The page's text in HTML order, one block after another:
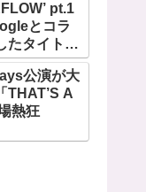
pt.1
とコラ
たタイトル
」MVも公
公演が大
A
熱狂